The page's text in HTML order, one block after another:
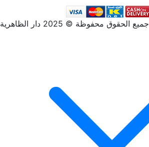
جميع الحقوق محفوظة © 2025 دار الظاهرية